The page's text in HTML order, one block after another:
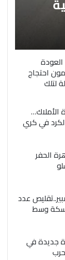
احتجاج
لتلك
الأملاك…
في كري
الحفر
عدد
وسط
جديدة في